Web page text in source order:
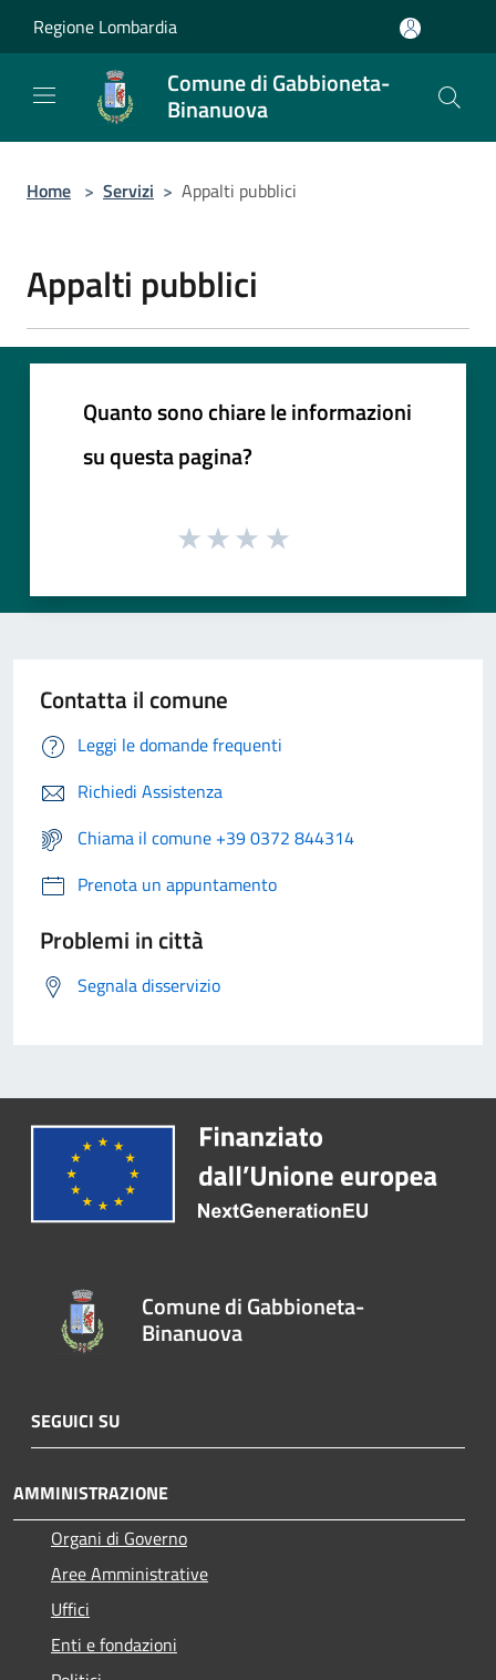
Regione Lombardia
Comune di Gabbioneta-
Binanuova
Home > Servizi > Appalti pubblici
Appalti pubblici
Quanto sono chiare le informazioni
su questa pagina?
Contatta il comune
Leggi le domande frequenti
Richiedi Assistenza
Chiama il comune +39 0372 844314
Prenota un appuntamento
Problemi in città
Segnala disservizio
Comune di Gabbioneta-
Binanuova
SEGUICI SU
AMMINISTRAZIONE
Organi di Governo
Aree Amministrative
Uffici
Enti e fondazioni